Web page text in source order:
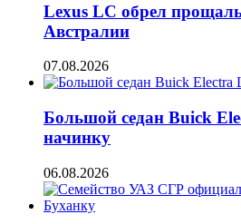
Lexus LC обрел
Австралии
07.08.2026
Большой седан Buick
начинку
06.08.2026